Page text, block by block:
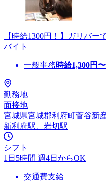
【時給1300円！】ガリバ
バイト
一般事務時給1,300円〜
勤務地
面接地
宮城県宮城郡利府町菅谷新
新利府駅、岩切駅
シフト
1日5時間 週4日からOK
交通費支給